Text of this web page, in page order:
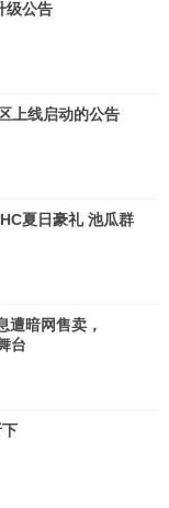
级公告
上线启动的公告
夏日豪礼 池瓜群
遭暗网售卖，
台